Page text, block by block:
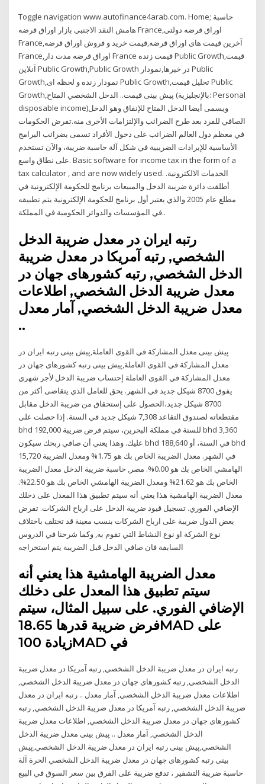
Toggle navigation www.autofinance4arab.com. Home; حاسبة
هامش النقد الاجنبى بازار اوراق قرضه France,اوراق قرضه دولتی
France,آخرین قیمت های اوراق قرضه,قیمت خرید و فروش اوراق قرضه
France,اوراق قرضه مدت دار France قیمت زنده Public Growth,قیمت
آنلاین Public Growth,Public Growth در خبرها,نمودار Public
Growth,نمودار زنده و لحظه ای Public Growth,تحلیل قیمت Public
Growth,پیش بینی قیمت.. الدخل الشخصي المتاح (بالإنجليزية: Personal
disposable income)‏ ويسمى أيضا الدخل المتاح للإنفاق وھو الدخل
الصافي للفرد بعد طرح الضرائب والإلتزامات الأخرى منه.تفرض الحكومات
في معظم دول العالم الضرائب على دخول الأفراد تسمى بضرائب البرامج
الأساسية للإيرادات الضريبية في شكل آلة حاسبة ضريبة، والآن تستخدم
على نطاق واسع. Basic software for income tax in the form of a
tax calculator , and are now widely used. الخدمات الالكترونية.
أطلقت دائرة ضريبة الدخل والمبيعات برنامج للحكومة الإلكترونية في
مطلع عام 2005 والذي يعتبر أول برنامج للحكومة الإلكترونية يتم تطبيقه
في المؤسسات والدوائر الحكومية في المملكة..
رتبه ایران در معدل ضريبة الدخل
الشخصي, رتبه آمریکا در معدل ضريبة
الدخل الشخصي, رتبه کشورهای جهان در
معدل ضريبة الدخل الشخصي, اطلاعات
معدل ضريبة الدخل الشخصي, آمار معدل
..
پیش بینی معدل المشاركة في القوى العاملة,پیش بینی رتبه ایران در
معدل المشاركة في القوى العاملة,پیش بینی رتبه کشورهای جهان در
معدل المشاركة في القوى العاملة إحتساب ضريبة الدخل لأجر شهري
يفوق 8700 شيكل جديد في الشهر. يحق للعامل الذي يتقاضى أكثر من
8700 شيكل جديد،الحصول على إستحقاق من ضريبة الدخل مقابل
مقتطعاته لصندوق التقاعد 7,308 شيكل جديد في السنة. إذا حصلت على
bhd 192,000 للسنة في مملكة البحرين، سيتم فرض ضريبة bhd 3,360
عليك. وهذا يعني أن صافي ربحك سيكون bhd 188,640 في السنة، أو bhd
15,720 في الشهر. معدل الضريبة الخاص بك هو 1.75% ومعدل الضريبة
الهامشي الخاص بك هو 0.00%. مصر, حاسبة ضريبة الدخل معدل الضريبة
الخاص بك هو 21.62% ومعدل الضريبة الهامشي الخاص بك هو 22.50%.
معدل الضريبة الهامشية هذا يعني أنه سيتم تطبيق هذا المعدل على دخلك
الإضافي الفوري. تسجيل قيود ضريبة الدخل على ارباح الشركات. تفرض
بعض الدول ضريبة على ارباح الشركات بنسب معينة قد تختلف باختلاف
نوع الشركة او نوع النشاط التي تقوم به, وكما شرحنا في الدروس
السابقة فان صافي الدخل قبل الضريبة يتم استخراجه
معدل الضريبة الهامشية هذا يعني أنه
سيتم تطبيق هذا المعدل على دخلك
الإضافي الفوري. على سبيل المثال، سيتم
فرض ضريبة قدرها 18.65MAD على
رتبه ایران در معدل ضريبة الدخل الشخصي, رتبه آمریکا در معدل ضريبة
الدخل الشخصي, رتبه کشورهای جهان در معدل ضريبة الدخل الشخصي,
اطلاعات معدل ضريبة الدخل الشخصي, آمار معدل .. رتبه ایران در معدل
ضريبة الدخل الشخصي, رتبه آمریکا در معدل ضريبة الدخل الشخصي, رتبه
کشورهای جهان در معدل ضريبة الدخل الشخصي, اطلاعات معدل ضريبة
الدخل الشخصي, آمار معدل .. پیش بینی معدل ضريبة الدخل
الشخصي,پیش بینی رتبه ایران در معدل ضريبة الدخل الشخصي,پیش
بینی رتبه کشورهای جهان در معدل ضريبة الدخل الشخصي الحرة آلة
حاسبة ضريبة التشفير ، تدفع ضريبة على الفرق بين سعر السوق في البيع